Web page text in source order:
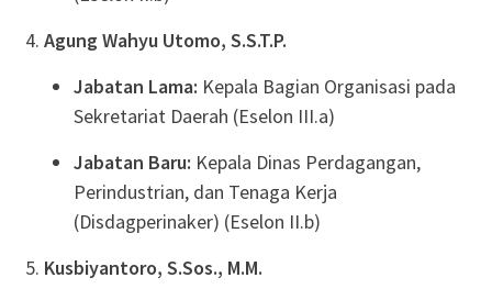
Agung Wahyu Utomo, S.S.T.P.
Jabatan Lama: Kepala Bagian Organisasi pada
Sekretariat Daerah (Eselon III.a)
Jabatan Baru: Kepala Dinas Perdagangan,
Perindustrian, dan Tenaga Kerja
(Disdagperinaker) (Eselon II.b)
Kusbiyantoro, S.Sos., M.M.